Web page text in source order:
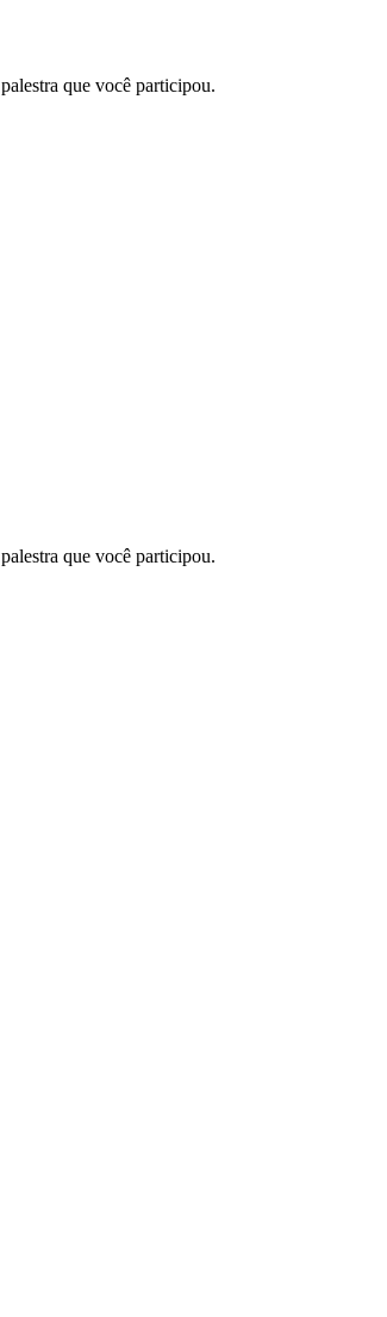
que você participou.
que você participou.